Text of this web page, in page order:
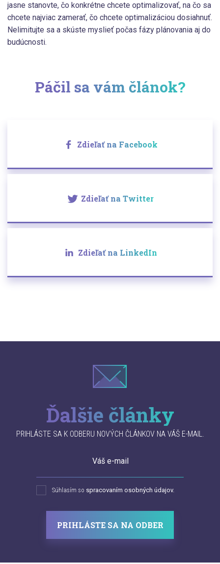
jasne stanovte, čo konkrétne chcete optimalizovať, na čo sa
chcete najviac zamerať, čo chcete optimalizáciou dosiahnuť.
Nelimitujte sa a skúste myslieť počas fázy plánovania aj do
budúcnosti.
Páčil sa vám článok?
Zdieľať na Facebook
Zdieľať na Twitter
Zdieľať na LinkedIn
Ďalšie články
PRIHLÁSTE SA K ODBERU NOVÝCH ČLÁNKOV NA VÁŠ E-MAIL.
Váš e-mail
Súhlasím so spracovaním osobných údajov.
PRIHLÁSTE SA NA ODBER